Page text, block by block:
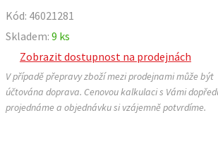
Kód: 46021281
Skladem: 9 ks
Zobrazit dostupnost na prodejnách
V případě přepravy zboží mezi prodejnami může být
účtována doprava. Cenovou kalkulaci s Vámi
projednáme a objednávku si vzájemně potvrdíme.